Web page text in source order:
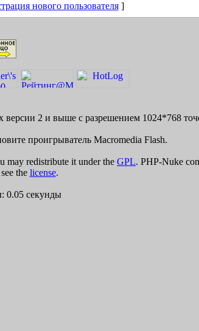
нового пользователя]
версии 2 и выше с разрешением 1024*768
проигрыватель Macromedia Flash.
may redistribute it under the GPL. PHP-Nuke
the license.
0.05 секунды